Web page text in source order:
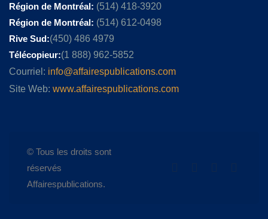
Région de Montréal: (514) 418-3920
Région de Montréal: (514) 612-0498
Rive Sud:(450) 486 4979
Télécopieur:(1 888) 962-5852
Courriel: info@affairespublications.com
Site Web: www.affairespublications.com
© Tous les droits sont
réservés
Affairespublications.